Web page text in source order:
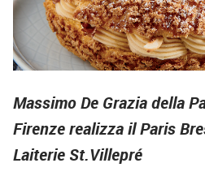
Massimo De Grazia della
Firenze realizza il Paris
Laiterie St.Villepré